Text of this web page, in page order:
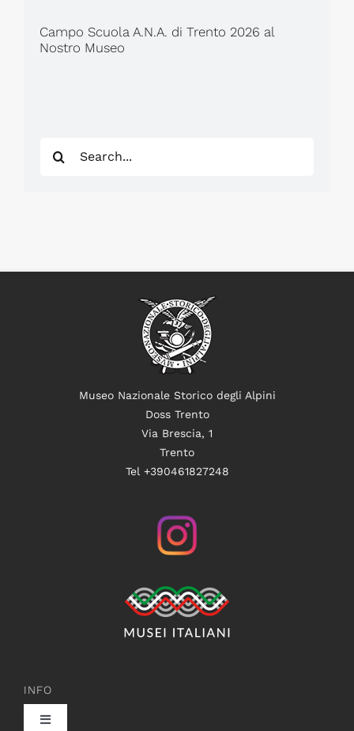
Campo Scuola A.N.A. di Trento 2026 al
Nostro Museo
Search
Museo Nazionale Storico degli Alpini
Doss Trento
Via Brescia, 1
Trento
Tel +390461827248
INFO
Toggle